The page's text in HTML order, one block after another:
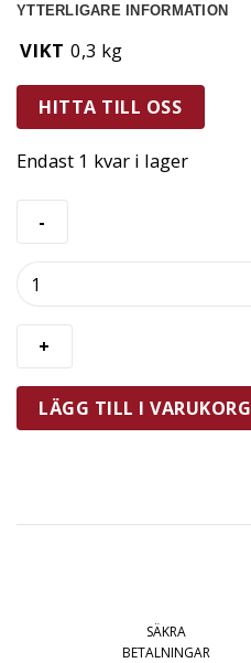
YTTERLIGARE INFORMATION
VIKT 0,3 kg
HITTA TILL OSS
Endast 1 kvar i lager
Iris
Hantverk
Grov
Skaft
Björk
LÄGG TILL I VARUKORG
SÄKRA
BETALNINGAR